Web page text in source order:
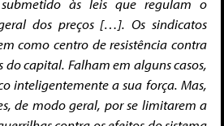
submetido às leis que regulam o
dos preços […]. Os sindicatos
como centro de resistência contra
do capital. Falham em alguns casos,
inteligentemente a sua força. Mas,
de modo geral, por se limitarem a